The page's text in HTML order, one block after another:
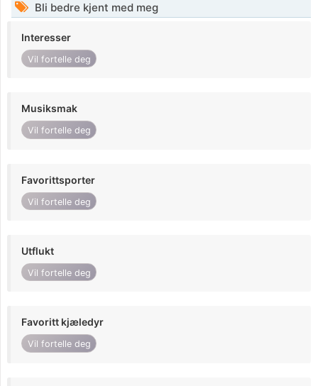
Bli bedre kjent med meg
Interesser
Vil fortelle deg
Musiksmak
Vil fortelle deg
Favorittsporter
Vil fortelle deg
Utflukt
Vil fortelle deg
Favoritt kjæledyr
Vil fortelle deg